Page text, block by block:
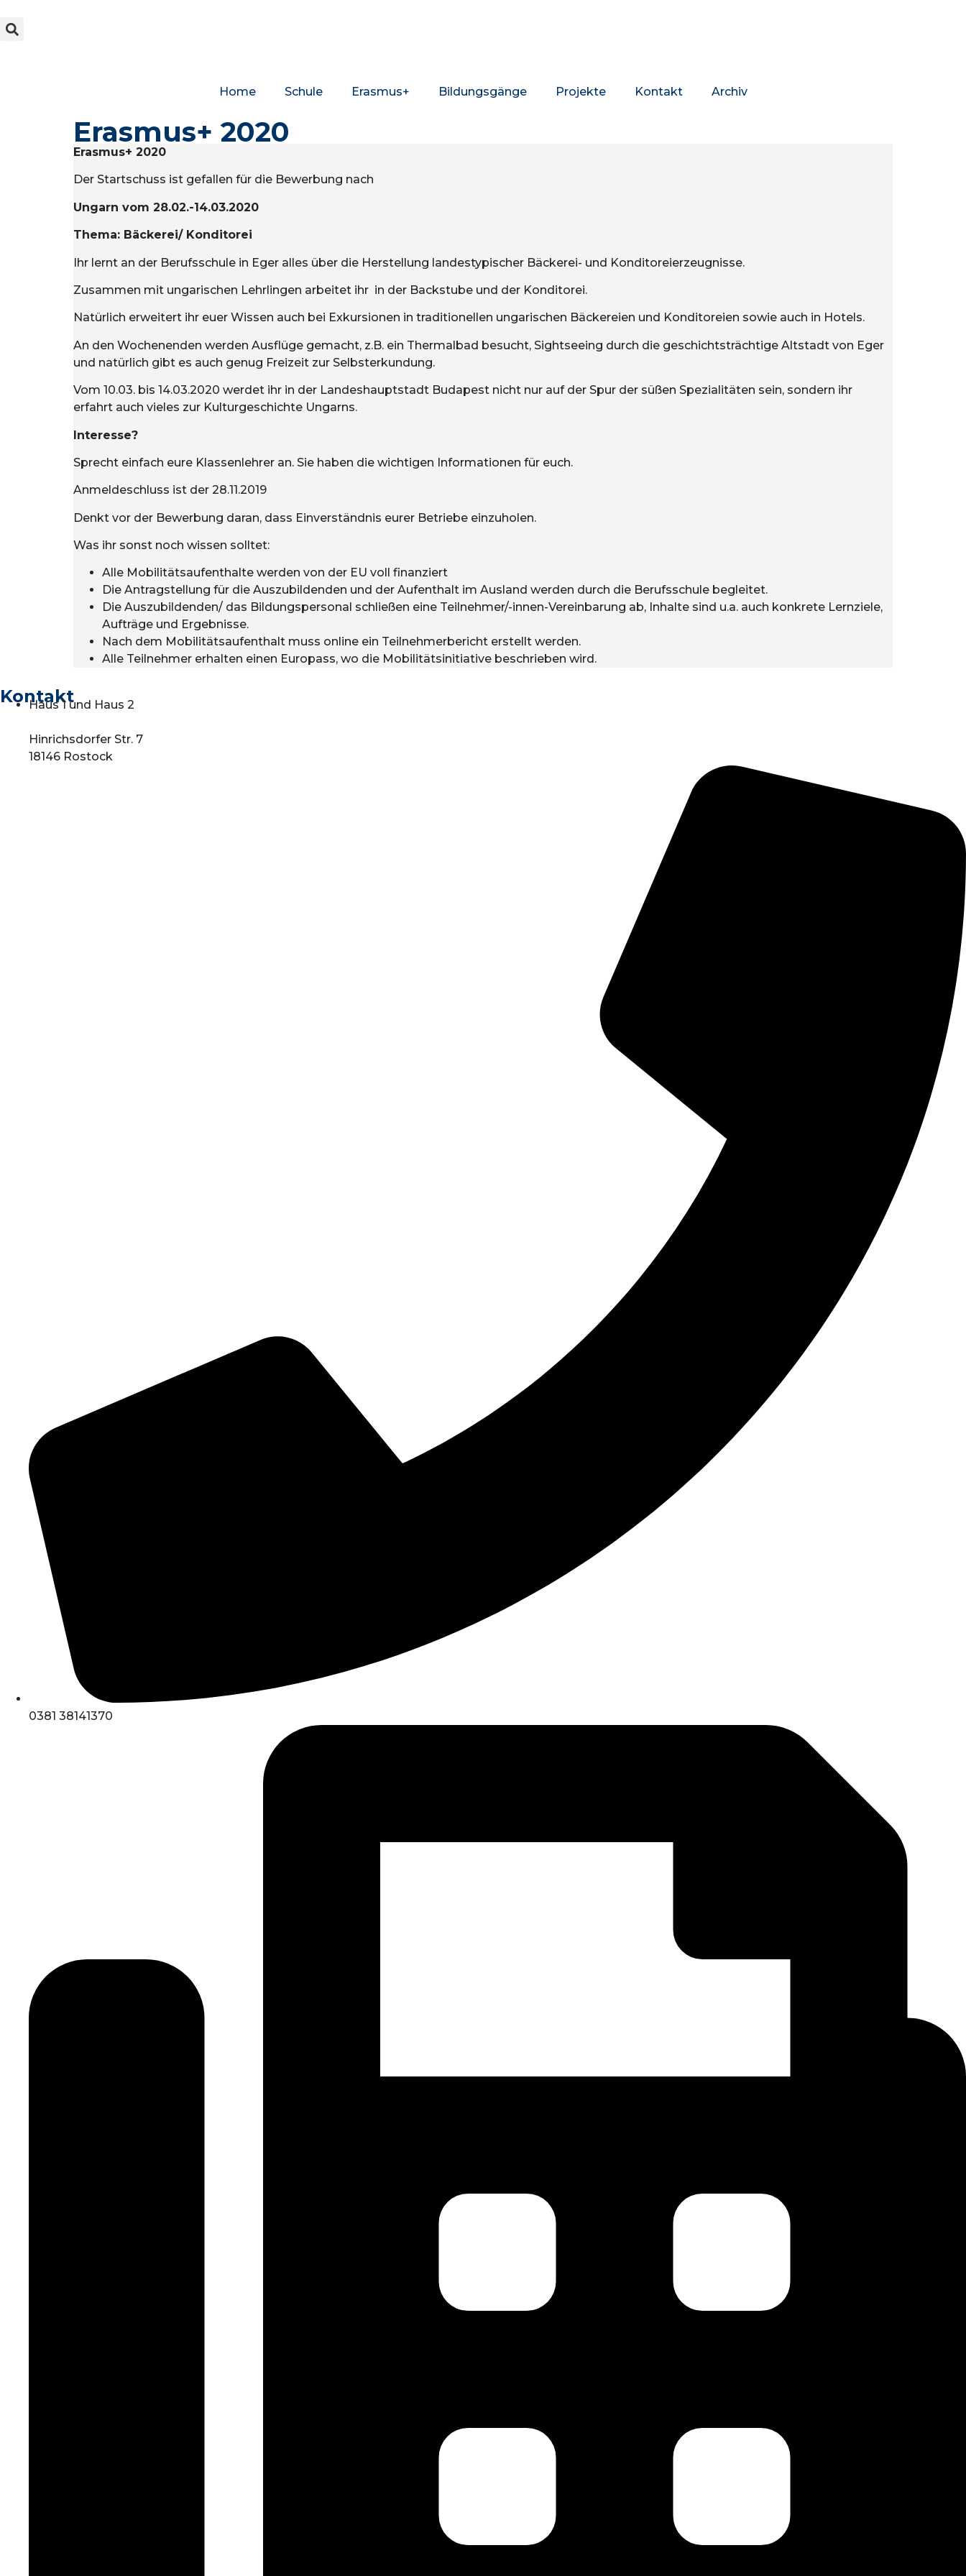
Home Schule Erasmus+ Bildungsgänge Projekte Kontakt Archiv
Erasmus+ 2020
Erasmus+ 2020
Der Startschuss ist gefallen für die Bewerbung nach
Ungarn vom 28.02.-14.03.2020
Thema: Bäckerei/ Konditorei
Ihr lernt an der Berufsschule in Eger alles über die Herstellung landestypischer Bäckerei- und Konditoreierzeugnisse.
Zusammen mit ungarischen Lehrlingen arbeitet ihr in der Backstube und der Konditorei.
Natürlich erweitert ihr euer Wissen auch bei Exkursionen in traditionellen ungarischen Bäckereien und Konditoreien sowie auch in Hotels.
An den Wochenenden werden Ausflüge gemacht, z.B. ein Thermalbad besucht, Sightseeing durch die geschichtsträchtige Altstadt von Eger
und natürlich gibt es auch genug Freizeit zur Selbsterkundung.
Vom 10.03. bis 14.03.2020 werdet ihr in der Landeshauptstadt Budapest nicht nur auf der Spur der süßen Spezialitäten sein, sondern ihr
erfahrt auch vieles zur Kulturgeschichte Ungarns.
Interesse?
Sprecht einfach eure Klassenlehrer an. Sie haben die wichtigen Informationen für euch.
Anmeldeschluss ist der 28.11.2019
Denkt vor der Bewerbung daran, dass Einverständnis eurer Betriebe einzuholen.
Was ihr sonst noch wissen solltet:
Alle Mobilitätsaufenthalte werden von der EU voll finanziert
Die Antragstellung für die Auszubildenden und der Aufenthalt im Ausland werden durch die Berufsschule begleitet.
Die Auszubildenden/ das Bildungspersonal schließen eine Teilnehmer/-innen-Vereinbarung ab, Inhalte sind u.a. auch konkrete Lernziele,
Aufträge und Ergebnisse.
Nach dem Mobilitätsaufenthalt muss online ein Teilnehmerbericht erstellt werden.
Alle Teilnehmer erhalten einen Europass, wo die Mobilitätsinitiative beschrieben wird.
Kontakt
Haus 1 und Haus 2
Hinrichsdorfer Str. 7
18146 Rostock
0381 38141370